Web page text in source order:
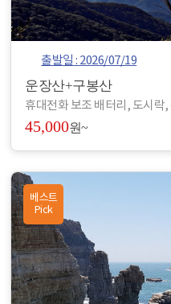
출발일 : 2026/07/19
운장산+구봉산
45,000원~
베스트
Pick